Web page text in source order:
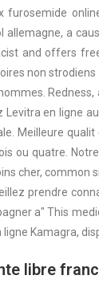
furosemide
a
and offers
non
Levitra en ligne
Meilleure
ou quatre.
cher,
prendre
a" This
Kamagra,
libre